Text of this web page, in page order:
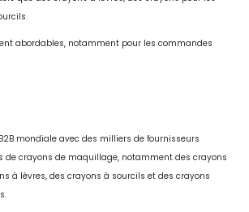
abordables, notamment pour les commandes
mondiale avec des milliers de fournisseurs
de crayons de maquillage, notamment des crayons
à lèvres, des crayons à sourcils et des crayons